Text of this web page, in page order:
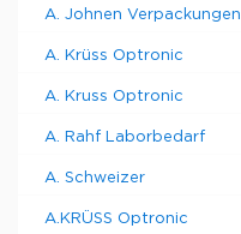
A. Johnen Verpackungen
A. Krüss Optronic
A. Kruss Optronic
A. Rahf Laborbedarf
A. Schweizer
A.KRÜSS Optronic